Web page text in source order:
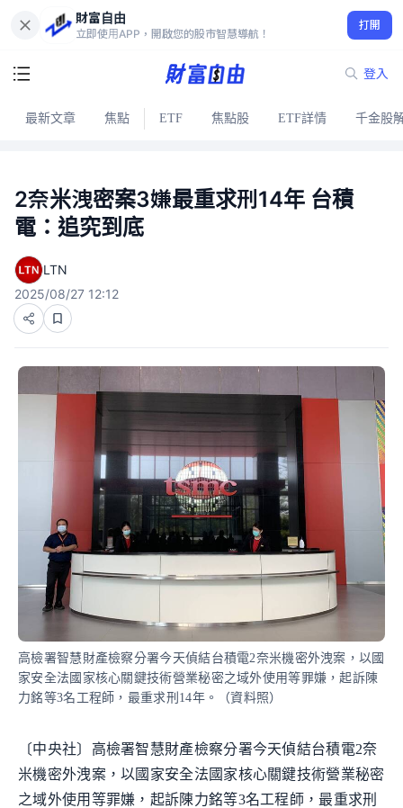
財富自由
立即使用APP，開啟您的股市智慧導航！
打開
登入
最新文章 焦點 ETF 焦點股 ETF詳情 千金股
2奈米洩密案3嫌最重求刑14年 台積
電：追究到底
LTN
2025/08/27 12:12
高檢署智慧財產檢察分署今天偵結台積電2奈米機密外洩案，以國
家安全法國家核心關鍵技術營業秘密之域外使用等罪嫌，起訴陳
力銘等3名工程師，最重求刑14年。（資料照）
〔中央社〕高檢署智慧財產檢察分署今天偵結台積電2奈
米機密外洩案，以國家安全法國家核心關鍵技術營業秘密
之域外使用等罪嫌，起訴陳力銘等3名工程師，最重求刑